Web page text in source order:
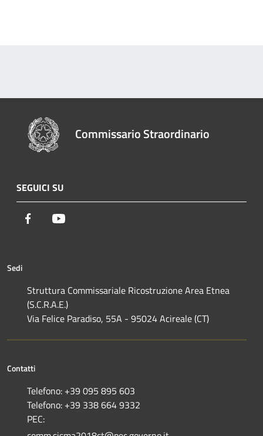
Commissario Straordinario
SEGUICI SU
Facebook
Sedi
Struttura Commissariale Ricostruzione Area Etnea
(S.C.R.A.E.)
Via Felice Paradiso, 55A - 95024 Acireale (CT)
Contatti
Telefono: +39 095 895 603
Telefono: +39 338 664 9332
PEC: